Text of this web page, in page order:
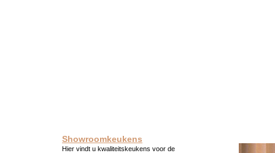
Showroomkeukens
Hier vindt u kwaliteitskeukens voor de